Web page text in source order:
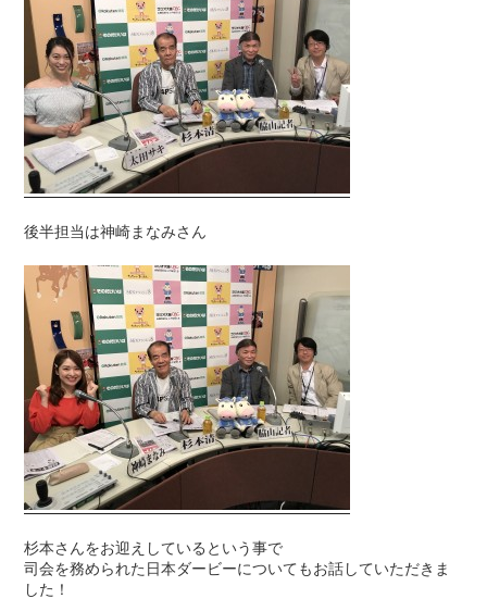
後半担当は神崎まなみさん
杉本さんをお迎えしているという事で
司会を務められた日本ダービーについてもお話していただきま
した！